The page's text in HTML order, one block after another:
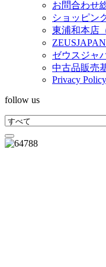
お問合わせ
ショッピン
東浦和本店
ゼウスジャ
中古品販売
Privacy Policy
follow us